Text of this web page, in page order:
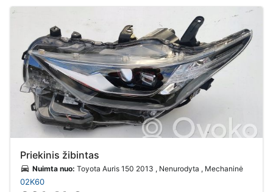
Priekinis žibintas
Nuimta nuo: Toyota Auris 150 2013 , Nenurodyta , Mechaninė
02K60